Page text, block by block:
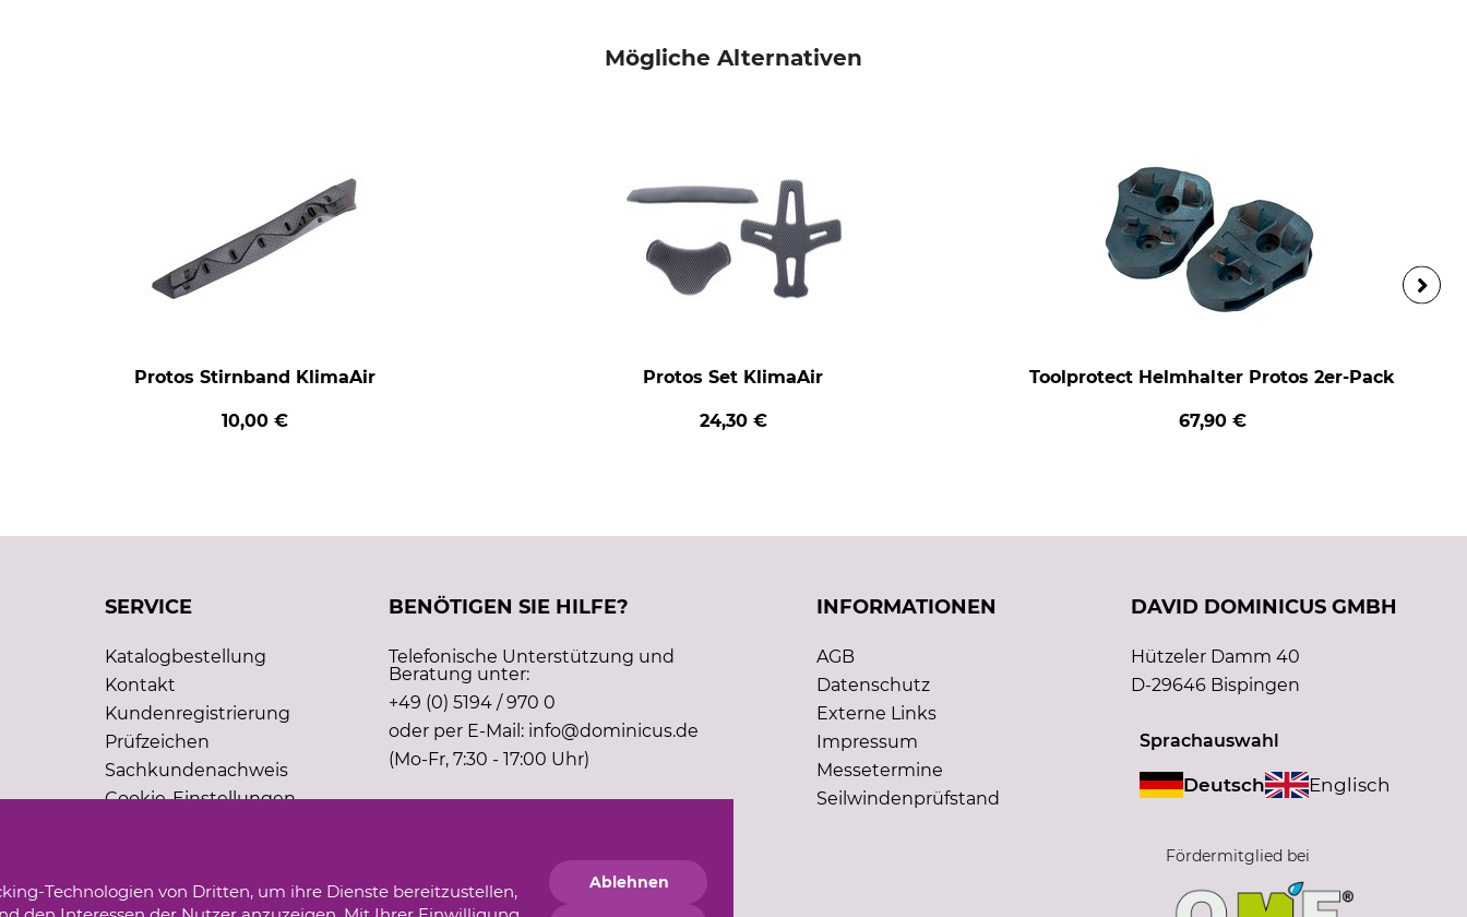
Mögliche Alternativen
Protos Stirnband KlimaAir
10,00 €
Protos Set KlimaAir
24,30 €
Toolprotect Helmhalter Protos 2er-Pack
67,90 €
SERVICE
Katalogbestellung
Kontakt
Kundenregistrierung
Prüfzeichen
Sachkundenachweis
Cookie-Einstellungen
BENÖTIGEN SIE HILFE?
Telefonische Unterstützung und
Beratung unter:
+49 (0) 5194 / 970 0
oder per E-Mail: info@dominicus.de
(Mo-Fr, 7:30 - 17:00 Uhr)
INFORMATIONEN
AGB
Datenschutz
Externe Links
Impressum
Messetermine
Seilwindenprüfstand
DAVID DOMINICUS GMBH
Hützeler Damm 40
D-29646 Bispingen
Sprachauswahl
Deutsch Englisch
Fördermitglied bei
Technologien von Dritten, um ihre Dienste bereitzustellen,
Ablehnen